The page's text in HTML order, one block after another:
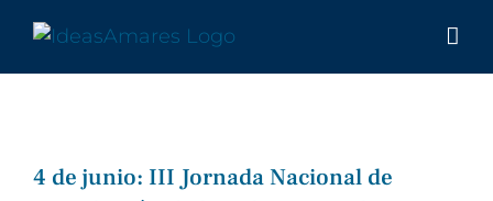
contenido
4 de junio: III Jornada Nacional de